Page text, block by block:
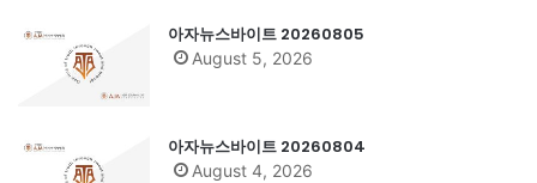
아자뉴스바이트 20260805
August 5, 2026
아자뉴스바이트 20260804
August 4, 2026